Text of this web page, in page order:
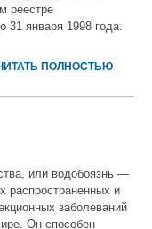
реестре
31 января 1998 года.
ПОЛНОСТЬЮ
или водобоязнь —
распространенных и
заболеваний
Он способен